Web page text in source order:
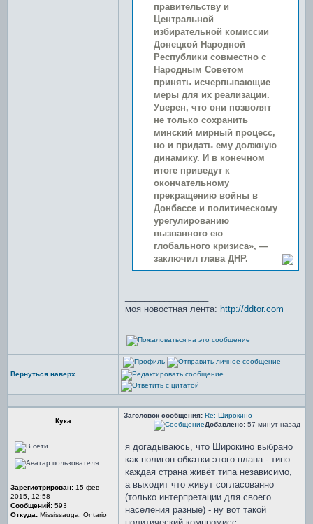
правительству и
Центральной
избирательной комиссии
Донецкой Народной
Республики совместно с
Народным Советом
принять исчерпывающие
меры для их реализации.
Уверен, что они позволят
не только сохранить
минский мирный процесс,
но и придать ему должную
динамику. И в конечном
итоге приведут к
окончательному
прекращению войны в
Донбассе и политическому
урегулированию
вызванного ею
глобального кризиса», —
заключил глава ДНР.
моя новостная лента: http://ddtor.com
Вернуться наверх
Кука
Заголовок сообщения: Re: Широкино
Добавлено: 57 минут назад
Зарегистрирован: 15 фев
2015, 12:58
Сообщений: 593
Откуда: Mississauga, Ontario
я догадываюсь, что Широкино выбрано
как полигон обкатки этого плана - типо
каждая страна живёт типа независимо,
а выходит что живут согласованно
(только интерпретации для своего
населения разные) - ну вот такой